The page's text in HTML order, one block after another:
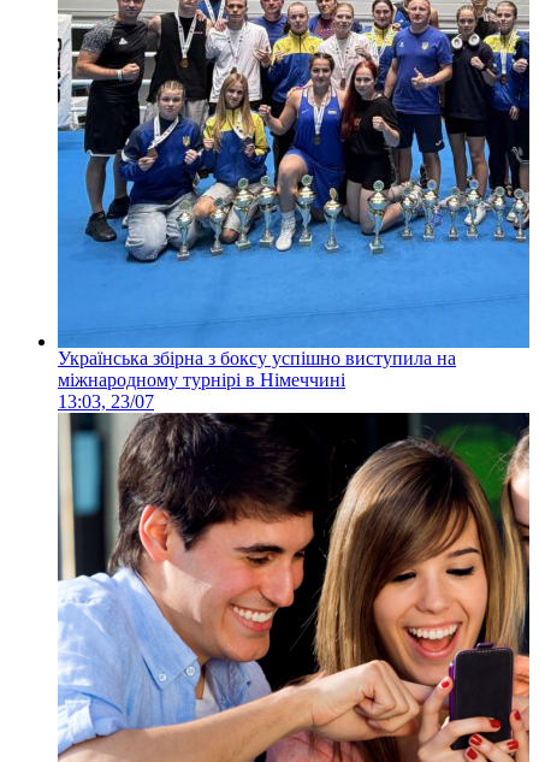
Українська збірна з боксу успішно виступила на
міжнародному турнірі в Німеччині
13:03, 23/07